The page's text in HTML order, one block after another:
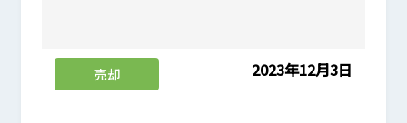
売却 2023年12月3日